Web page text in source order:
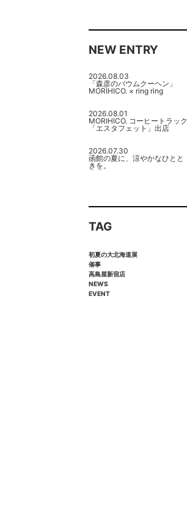
NEW ENTRY
2026.08.03
「森彦のバウムクーヘン」
MORIHICO. × ring ring
2026.08.01
MORIHICO. コーヒートラック
「エスタフェット」出店
2026.07.30
函館の夏に、涼やかなひとと
きを。
TAG
初夏の大北海道展
催事
高島屋新宿店
NEWS
EVENT